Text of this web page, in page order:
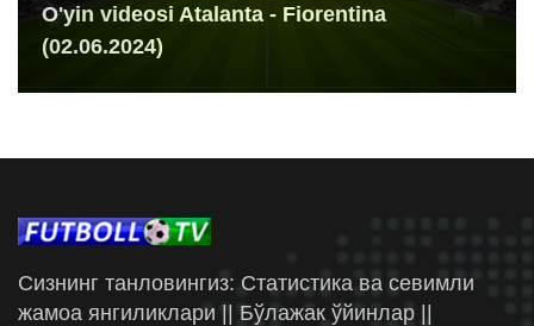
O'yin videosi Atalanta - Fiorentina
(02.06.2024)
Сизнинг танловингиз: Статистика ва севимли
жамоа янгиликлари || Бўлажак ўйинлар ||